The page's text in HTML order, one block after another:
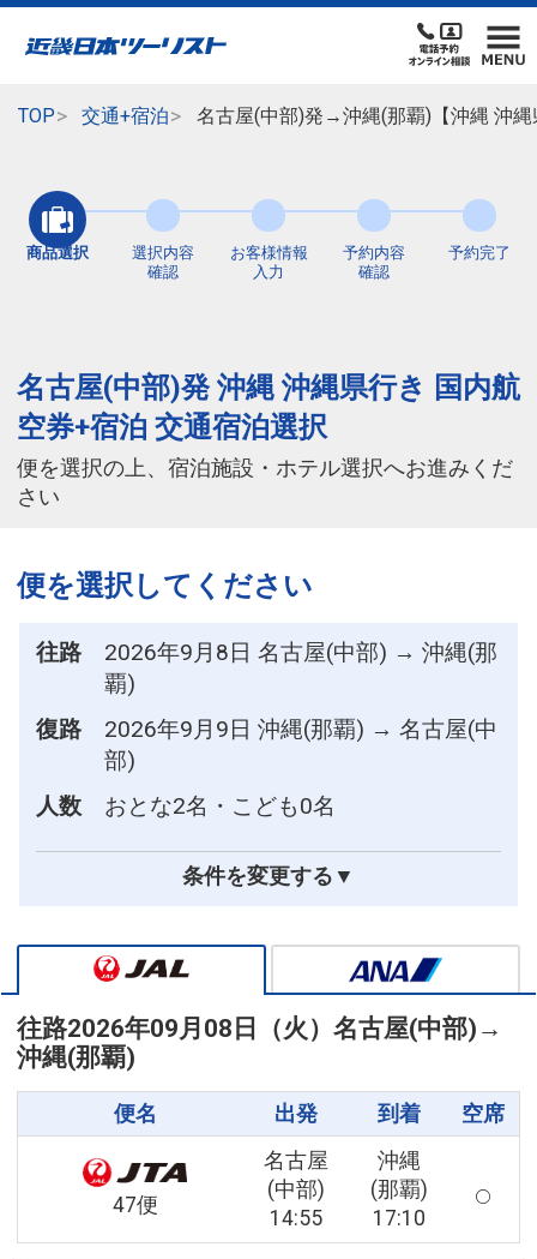
TOP 交通+宿泊 名古屋(中部)発→沖縄(那覇)【沖縄 沖
商品選択
選択内容
確認
お客様情報
入力
予約内容
確認
予約完了
名古屋(中部)発 沖縄 沖縄県行き 国内航
空券+宿泊 交通宿泊選択
便を選択の上、宿泊施設・ホテル選択へお進みくだ
さい
便を選択してください
往路
2026年9月8日 名古屋(中部) → 沖縄(那
覇)
復路
2026年9月9日 沖縄(那覇) → 名古屋(中
部)
人数
おとな2名・こども0名
条件を変更する▼
往路2026年09月08日（火） 名古屋(中部) →
沖縄(那覇)
便名 出発 到着 空席
47便
名古屋
(中部)
14:55
沖縄
(那覇)
17:10